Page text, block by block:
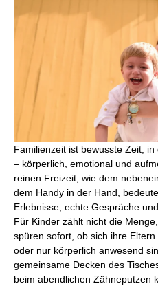
Familienzeit ist bewusste Zeit,
– körperlich, emotional und
reinen Freizeit, wie dem
dem Handy in der Hand,
Erlebnisse, echte Gespräche
Für Kinder zählt nicht die
spüren sofort, ob sich ihre
oder nur körperlich anwesend
gemeinsame Decken des
beim abendlichen Zähneputzen